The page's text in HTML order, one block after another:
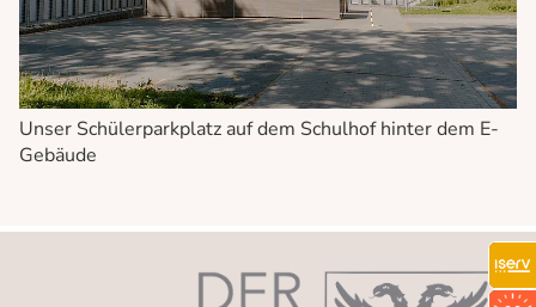
Unser Schülerparkplatz auf dem Schulhof hinter dem E-
Gebäude